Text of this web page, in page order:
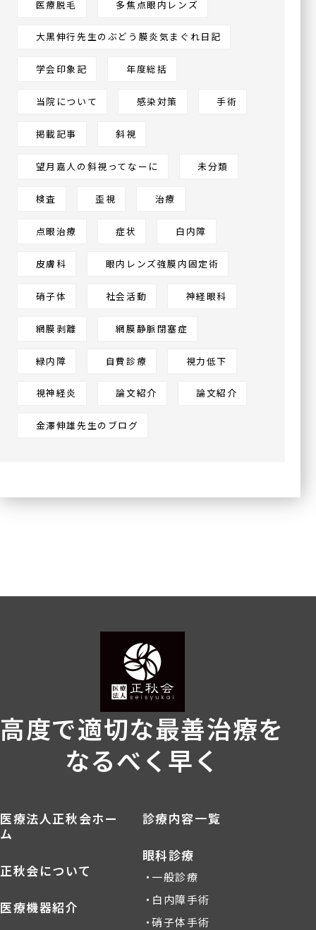
医療脱毛 多焦点眼内レンズ
大黒伸行先生のぶどう膜炎気まぐれ日記
学会印象記 年度総括
当院について 感染対策 手術
掲載記事 斜視
望月嘉人の斜視ってなーに 未分類
検査 歪視 治療
点眼治療 症状 白内障
皮膚科 眼内レンズ強膜内固定術
硝子体 社会活動 神経眼科
網膜剥離 網膜静脈閉塞症
緑内障 自費診療 視力低下
視神経炎 論文紹介 論文紹介
金澤伸雄先生のブログ
高度で適切な最善治療を
なるべく早く
医療法人正秋会ホー
ム
正秋会について
医療機器紹介
診療内容一覧
眼科診療
一般診療
白内障手術
硝子体手術